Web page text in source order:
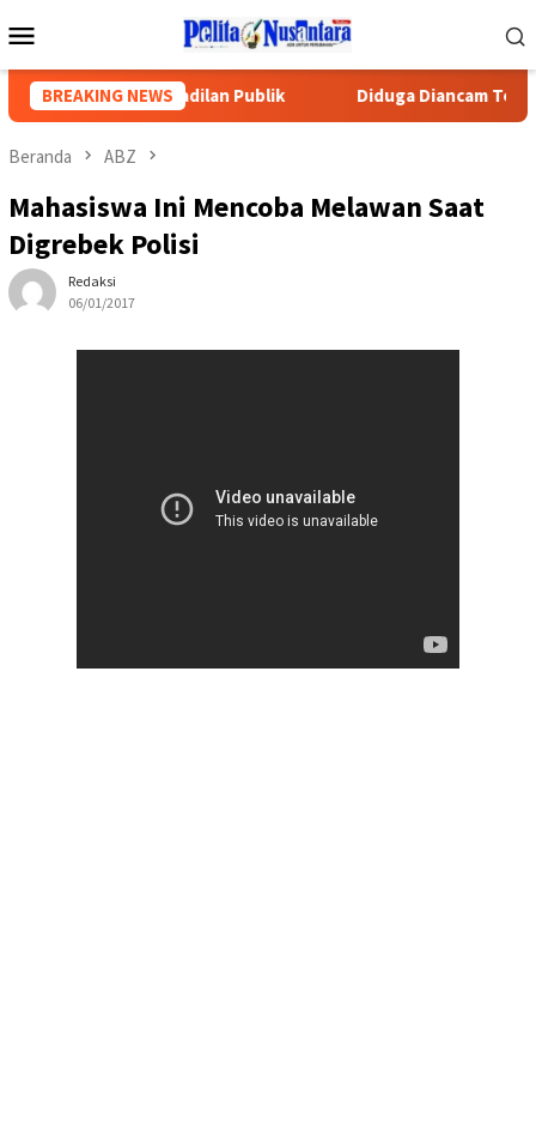
ke
Mobile
BREAKING NEWS
dan Rasa Keadilan Publik Diduga Diancam
Beranda ABZ
Mahasiswa Ini Mencoba Melawan Saat
Digrebek Polisi
Redaksi
06/01/2017